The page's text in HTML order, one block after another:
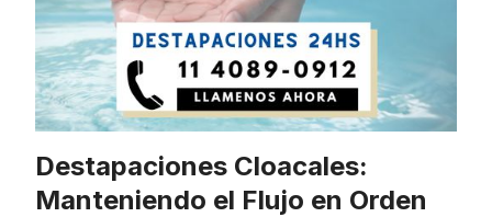
Destapaciones Cloacales:
Manteniendo el Flujo en Orden